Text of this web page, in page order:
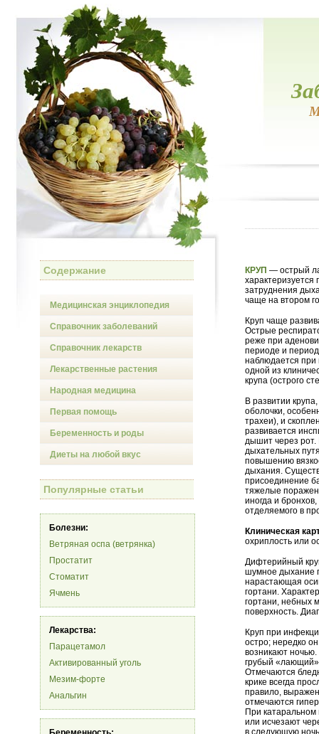
Содержание
Медицинская энциклопедия
Справочник заболеваний
Справочник лекарств
Лекарственные растения
Народная медицина
Первая помощь
Беременность и роды
Диеты на любой вкус
Популярные статьи
Болезни:
Ветряная оспа (ветрянка)
Простатит
Стоматит
Ячмень
Лекарства:
Парацетамол
Активированный уголь
Мезим-форте
Анальгин
КРУП — острый
характеризуется
затруднения
чаще на втором
Круп чаще
Острые
реже при
периоде и
наблюдается при
одной из
крупа (острого
В развитии
оболочки,
трахеи), и
развивается
дышит через рот.
дыхательных
повышению
дыхания.
присоединение
тяжелые
иногда и
отделяемого в
Клиническая
охриплость или
Дифтерийный
шумное дыхание
нарастающая
гортани.
гортани, небных
поверхность.
Круп при
остро; нередко
возникают
грубый
Отмечаются
крике всегда
правило,
отмечаются
При
или исчезают
в следующую